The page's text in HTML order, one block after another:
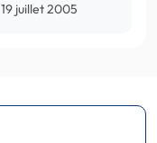
19 juillet 2005